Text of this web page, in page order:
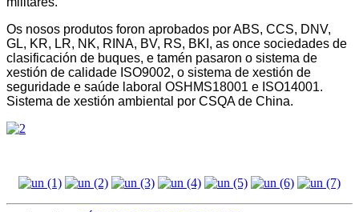
Os nosos produtos foron aprobados por ABS, CCS, DNV,
GL, KR, LR, NK, RINA, BV, RS, BKI, as once sociedades de
clasificación de buques, e tamén pasaron o sistema de
xestión de calidade ISO9002, o sistema de xestión de
seguridade e saúde laboral OSHMS18001 e ISO14001.
Sistema de xestión ambiental por CSQA de China.